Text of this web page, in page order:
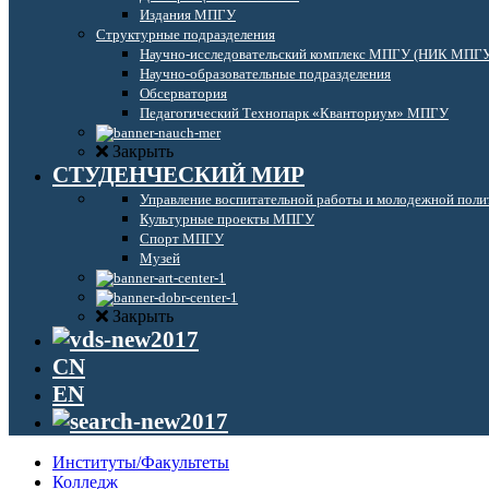
Издания МПГУ
Структурные подразделения
Научно-исследовательский комплекс МПГУ (НИК
Научно-образовательные подразделения
Обсерватория
Педагогический Технопарк «Кванториум» МПГУ
Закрыть
СТУДЕНЧЕСКИЙ МИР
Управление воспитательной работы и молодежной
Культурные проекты МПГУ
Спорт МПГУ
Музей
Закрыть
CN
EN
Институты/Факультеты
Колледж